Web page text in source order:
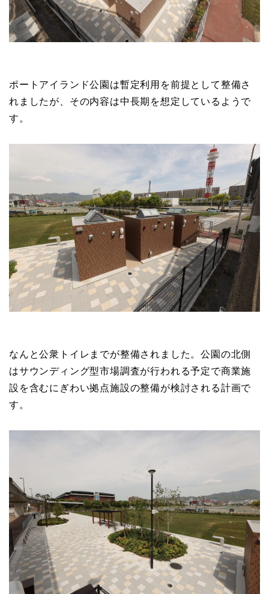
ポートアイランド公園は暫定利用を前提として整備さ
れましたが、その内容は中長期を想定しているようで
す。
なんと公衆トイレまでが整備されました。公園の北側
はサウンディング型市場調査が行われる予定で商業施
設を含むにぎわい拠点施設の整備が検討される計画で
す。